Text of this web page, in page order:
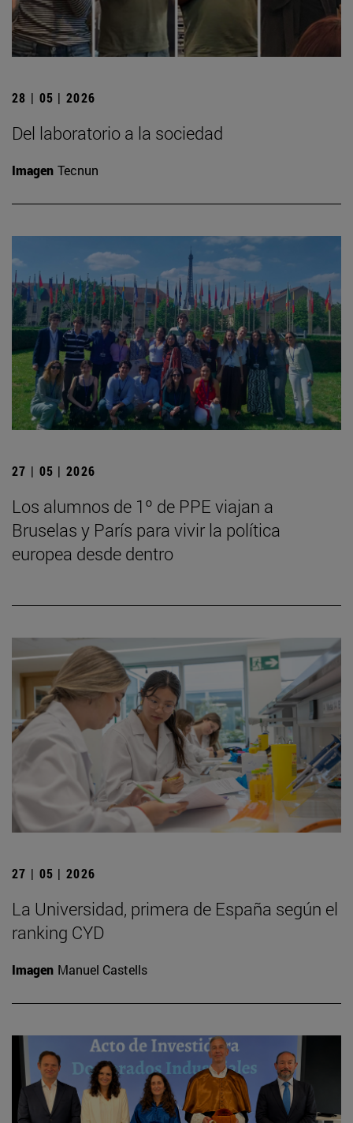
28 | 05 | 2026
Del laboratorio a la sociedad
Imagen Tecnun
27 | 05 | 2026
Los alumnos de 1º de PPE viajan a
Bruselas y París para vivir la política
europea desde dentro
27 | 05 | 2026
La Universidad, primera de España según el
ranking CYD
Imagen Manuel Castells